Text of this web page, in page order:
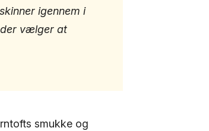
igennem i
vælger at
smukke og